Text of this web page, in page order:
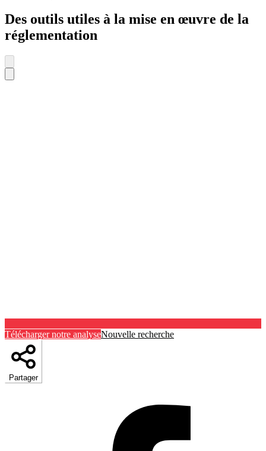
Des outils utiles à la mise en œuvre de la
réglementation
Télécharger notre analyseNouvelle recherche
Partager